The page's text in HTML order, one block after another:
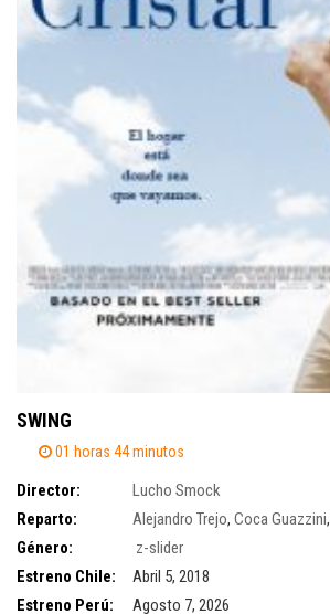
SWING
01 horas 44 minutos
Director:
Lucho Smock
Reparto:
Alejandro Trejo, Coca Guazzini,
Zulueta, Héctor Morales,Koke Santa Ana
Género:
z-slider
Estreno Chile:
Abril 5, 2018
Estreno Perú:
Agosto 7, 2026